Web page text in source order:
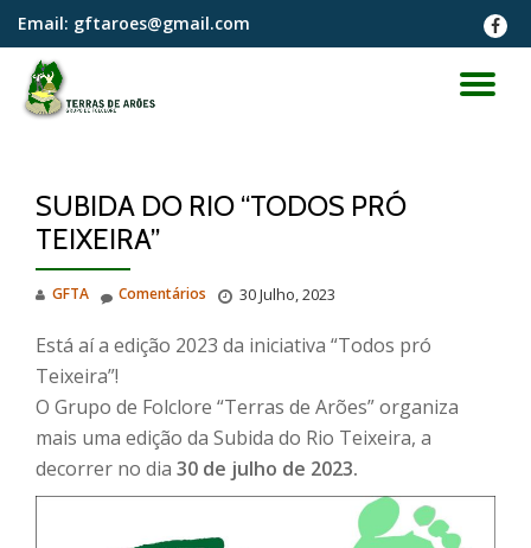
content
Email: gftaroes@gmail.com
fa-
SUBIDA DO RIO “TODOS PRÓ
TEIXEIRA”
GFTA 30 Julho, 2023
Comentários
Está aí a edição 2023 da iniciativa “Todos pró
Teixeira”!
O Grupo de Folclore “Terras de Arões” organiza
mais uma edição da Subida do Rio Teixeira, a
decorrer no dia 30 de julho de 2023.